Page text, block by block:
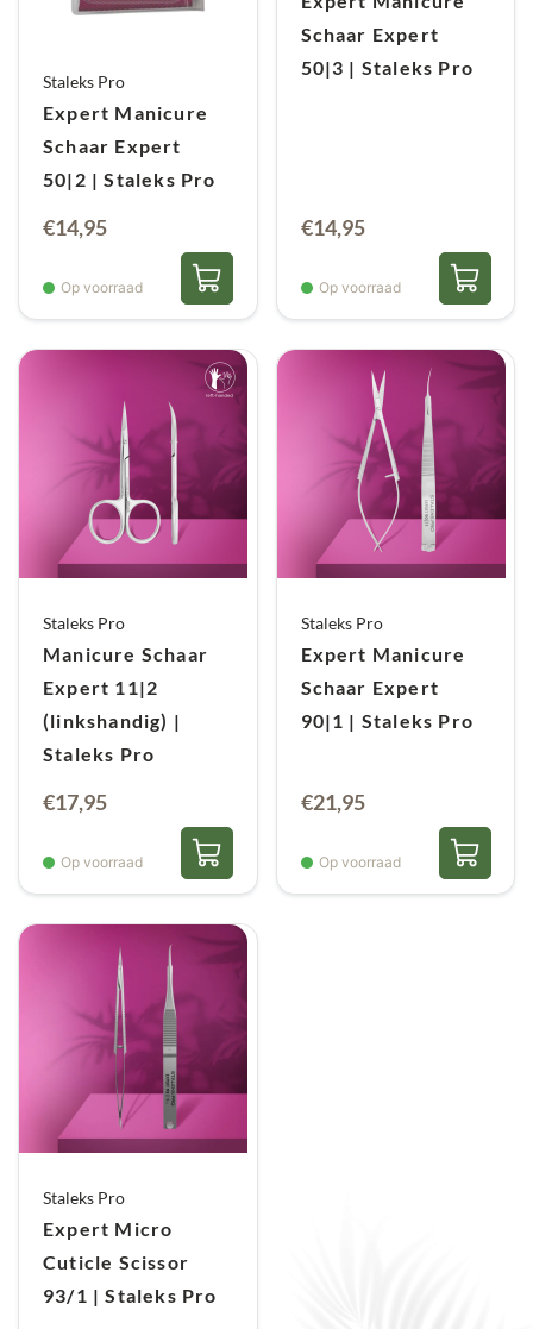
Staleks Pro
Expert Manicure
Schaar Expert
50|2 | Staleks Pro
€14,95
Op voorraad
Schaar Expert
50|3 | Staleks Pro
€14,95
Op voorraad
Staleks Pro
Manicure Schaar
Expert 11|2
(linkshandig) |
Staleks Pro
€17,95
Op voorraad
Staleks Pro
Expert Manicure
Schaar Expert
90|1 | Staleks Pro
€21,95
Op voorraad
Staleks Pro
Expert Micro
Cuticle Scissor
93/1 | Staleks Pro